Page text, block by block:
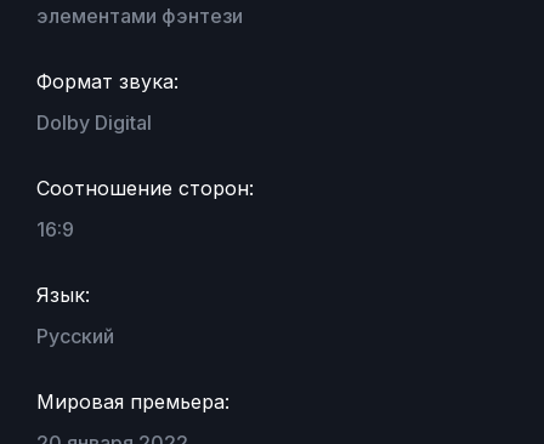
элементами фэнтези
Формат звука:
Dolby Digital
Соотношение сторон:
16:9
Язык:
Русский
Мировая премьера: